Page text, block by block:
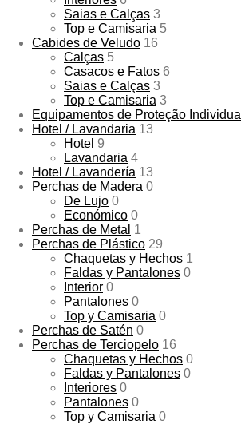
Saias e Calças 3
Top e Camisaria 5
Cabides de Veludo 16
Calças 5
Casacos e Fatos 6
Saias e Calças 3
Top e Camisaria 3
Equipamentos de Proteção Individual
Hotel / Lavandaria 13
Hotel 9
Lavandaria 4
Hotel / Lavandería 13
Perchas de Madera 0
De Lujo 0
Económico 0
Perchas de Metal 1
Perchas de Plástico 29
Chaquetas y Hechos 1
Faldas y Pantalones 0
Interior 0
Pantalones 0
Top y Camisaria 0
Perchas de Satén 0
Perchas de Terciopelo 16
Chaquetas y Hechos 0
Faldas y Pantalones 0
Interiores 0
Pantalones 0
Top y Camisaria 0